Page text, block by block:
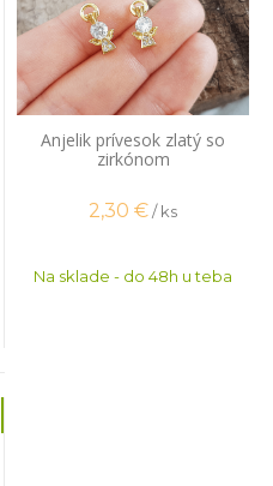
Anjelik prívesok zlatý so
zirkónom
2,30 €/ ks
Na sklade - do 48h u teba